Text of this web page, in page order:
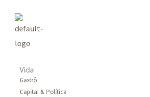
Vida
Gastrô
Capital & Política